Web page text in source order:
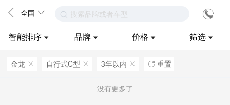
全国 搜索品牌或者车型
智能排序 品牌 价格 筛选
金龙 ဆ 自行式C型 ဆ 3年以内 ဆ  重置
没有更多了